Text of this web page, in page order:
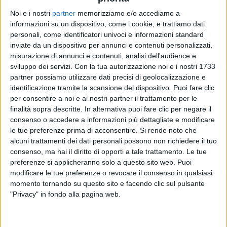
Noi e i nostri partner memorizziamo e/o accediamo a
informazioni su un dispositivo, come i cookie, e trattiamo dati
personali, come identificatori univoci e informazioni standard
inviate da un dispositivo per annunci e contenuti personalizzati,
misurazione di annunci e contenuti, analisi dell'audience e
sviluppo dei servizi. Con la tua autorizzazione noi e i nostri 1733
partner possiamo utilizzare dati precisi di geolocalizzazione e
identificazione tramite la scansione del dispositivo. Puoi fare clic
per consentire a noi e ai nostri partner il trattamento per le
finalità sopra descritte. In alternativa puoi fare clic per negare il
consenso o accedere a informazioni più dettagliate e modificare
le tue preferenze prima di acconsentire. Si rende noto che
alcuni trattamenti dei dati personali possono non richiedere il tuo
consenso, ma hai il diritto di opporti a tale trattamento. Le tue
preferenze si applicheranno solo a questo sito web. Puoi
modificare le tue preferenze o revocare il consenso in qualsiasi
momento tornando su questo sito e facendo clic sul pulsante
"Privacy" in fondo alla pagina web.
ASPETTANDO EUROVISION 2022
Gli artisti italiani raccontano la loro
esperienza a Eurovision in video esclusivi
In queste clip esclusive, realizzate appositamente per
Radio Italia, gli artisti fanno anche l’in bocca al lupo a
Mahmood e Blanco. I filmati vengono pubblicati ogni
settimana, a partire dal 14 aprile, a un mese esatto
dalla serata finale a Torino